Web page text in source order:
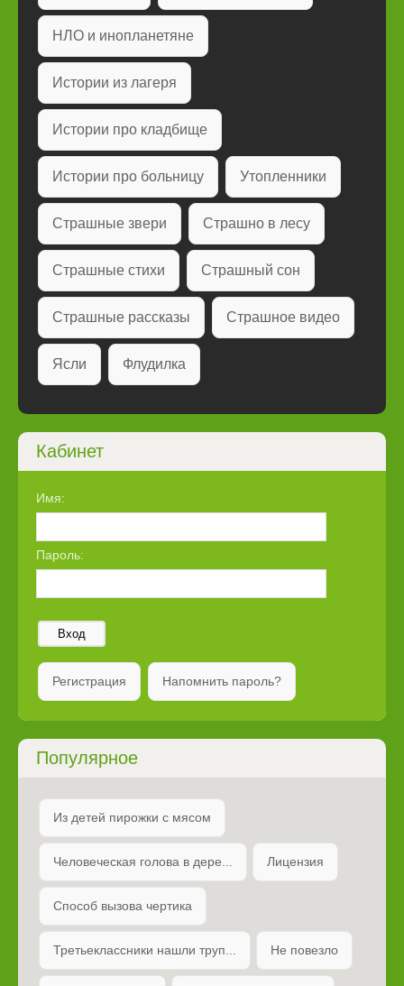
НЛО и инопланетяне
Истории из лагеря
Истории про кладбище
Истории про больницу Утопленники
Страшные звери Страшно в лесу
Страшные стихи Страшный сон
Страшные рассказы Страшное видео
Ясли Флудилка
Кабинет
Имя:
Пароль:
Вход
Регистрация Напомнить пароль?
Популярное
Из детей пирожки с мясом
Человеческая голова в дере... Лицензия
Способ вызова чертика
Третьеклассники нашли труп... Не повезло